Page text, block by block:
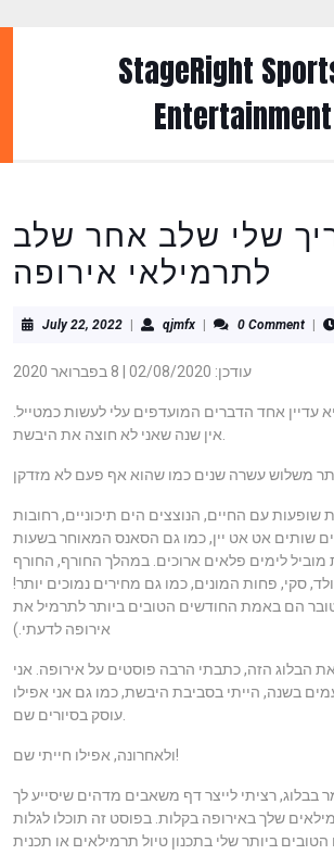
to
StageRight
Entertainment
שלי שלב אחר שלב
לתרמילאי אירופה
July 22, 2022July
2022
qjmfxqjmfx 0 Comment
עודכן: 02/08/2020 | 8 בפברואר 2020
עדיין אחד הדברים המועדפים עלי לעשות כמטייל.
שופעות עם החיים, הנוצצים הים תיכוניים, רחובות
שותים אט אט יין, כמו גם הסאנס המאוחר בשעות
מוביל לימים פלאים ארוכים. במהלך החורף, החורף
סקי, פחות המונים, כמו גם מחירים נמוכים יותר!
הם באמת החודשים הטובים ביותר לתרמיל את
אירופה לדעתי.)
הבלוג הזה, כתבתי הרבה פוסטים על אירופה. אני
בשנה, הייתי בסביבת היבשת, כמו גם אני אפילו
ולאחרונה, אפילו חייתי שם!
בבלוג, רציתי לייצר דף משאבים מדהים שיסייע לך
שלך באירופה בקלות. בפוסט זה תוכלו לגלות
ביותר שלי בתכנון טיול תרמילאים או תכנית